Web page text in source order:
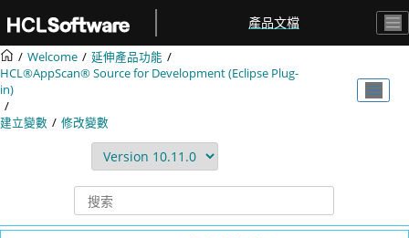
產品文檔
Welcome
延伸產品功能
HCL®AppScan® Source for Development (Eclipse Plug-
in)
建立變數 修改變數